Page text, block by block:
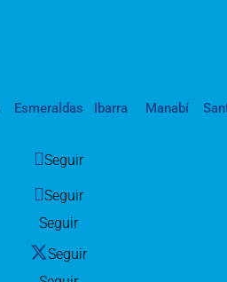
Esmeraldas Ibarra Manabí
Seguir
Seguir
Seguir
Seguir